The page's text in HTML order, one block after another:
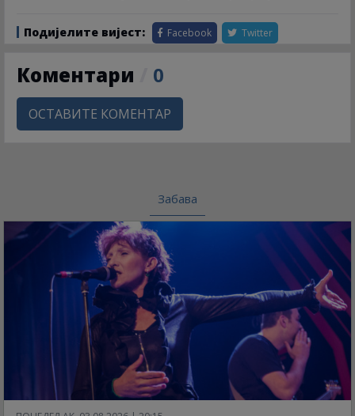
Подијелите вијест: Facebook Twitter
Коментари 0
ОСТАВИТЕ КОМЕНТАР
Забава